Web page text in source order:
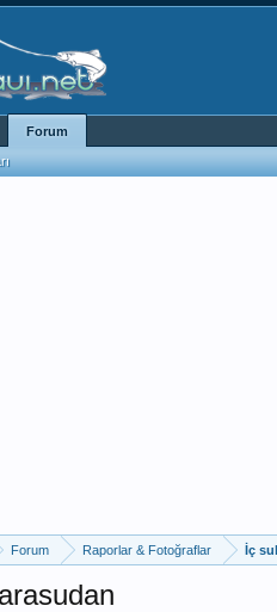
Forum Raporlar & Fotoğraflar İç
Forum